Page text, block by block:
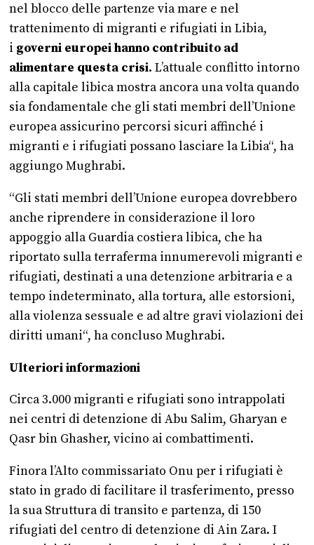
nel blocco delle partenze via mare e nel
trattenimento di migranti e rifugiati in Libia,
i governi europei hanno contribuito ad
alimentare questa crisi. L’attuale conflitto intorno
alla capitale libica mostra ancora una volta quando
sia fondamentale che gli stati membri dell’Unione
europea assicurino percorsi sicuri affinché i
migranti e i rifugiati possano lasciare la Libia“, ha
aggiungo Mughrabi.
“Gli stati membri dell’Unione europea dovrebbero
anche riprendere in considerazione il loro
appoggio alla Guardia costiera libica, che ha
riportato sulla terraferma innumerevoli migranti e
rifugiati, destinati a una detenzione arbitraria e a
tempo indeterminato, alla tortura, alle estorsioni,
alla violenza sessuale e ad altre gravi violazioni dei
diritti umani“, ha concluso Mughrabi.
Ulteriori informazioni
Circa 3.000 migranti e rifugiati sono intrappolati
nei centri di detenzione di Abu Salim, Gharyan e
Qasr bin Ghasher, vicino ai combattimenti.
Finora l’Alto commissariato Onu per i rifugiati è
stato in grado di facilitare il trasferimento, presso
la sua Struttura di transito e partenza, di 150
rifugiati del centro di detenzione di Ain Zara. I